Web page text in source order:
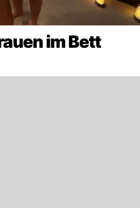
im Bett